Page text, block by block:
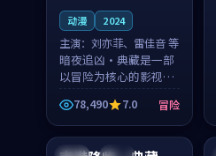
动漫 2024
主演： 刘亦菲、雷佳音 等
暗夜追凶·典藏是一部
以冒险为核心的影视作
品，围绕危机、反转与
人物成长展开，整体节
奏紧凑，值得推荐观
看。
78,490 7.0 冒险